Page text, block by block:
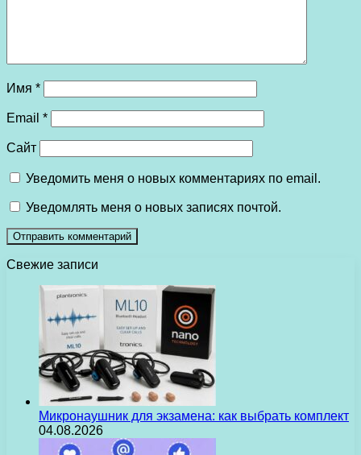
Имя *
Email *
Сайт
Уведомить меня о новых комментариях по email.
Уведомлять меня о новых записях почтой.
Свежие записи
Микронаушник для экзамена: как выбрать комплект
04.08.2026